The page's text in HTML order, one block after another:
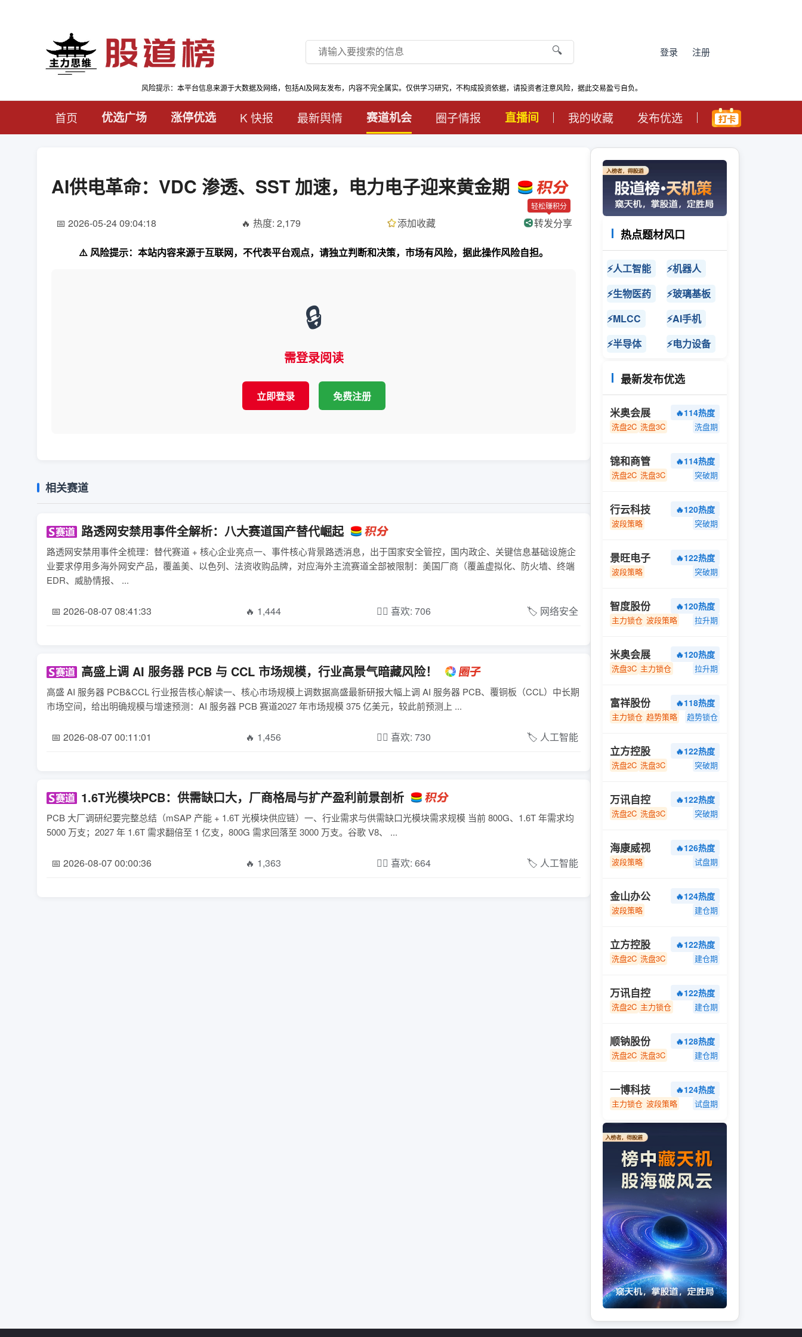
🔍 登录 注册
风险提示：本平台信息来源于大数据及网络，包括AI及网友发布，内容不完全属实。仅供学习研究，不构成投资依据，请投资者注意风险，据此交易盈亏自负。
首页 优选广场 涨停优选 K 快报 最新舆情 赛道机会 圈子情报 直播间 我的收藏 发布优选
AI供电革命：VDC 渗透、SST 加速，电力电子迎来黄金期
📅 2026-05-24 09:04:18 🔥 热度: 2,179 添加收藏
轻松赚积分
转发分享
⚠️ 风险提示：本站内容来源于互联网，不代表平台观点，请独立判断和决策，市场有风险，据此操作风险自担。
🔒
需登录阅读
立即登录 免费注册
相关赛道
路透网安禁用事件全解析：八大赛道国产替代崛起
路透网安禁用事件全梳理：替代赛道 + 核心企业亮点一、事件核心背景路透消息，出于国家安全管控，国内政企、关键信息基础设施企
业要求停用多海外网安产品，覆盖美、以色列、法资收购品牌，对应海外主流赛道全部被限制：美国厂商（覆盖虚拟化、防火墙、终端
EDR、威胁情报、 ...
📅 2026-08-07 08:41:33 🔥 1,444 ❤️‍🔥 喜欢: 706 🏷️ 网络安全
高盛上调 AI 服务器 PCB 与 CCL 市场规模，行业高景气暗藏风险！
高盛 AI 服务器 PCB&CCL 行业报告核心解读一、核心市场规模上调数据高盛最新研报大幅上调 AI 服务器 PCB、覆铜板（CCL）中长期
市场空间，给出明确规模与增速预测：AI 服务器 PCB 赛道2027 年市场规模 375 亿美元，较此前预测上 ...
📅 2026-08-07 00:11:01 🔥 1,456 ❤️‍🔥 喜欢: 730 🏷️ 人工智能
1.6T光模块PCB：供需缺口大，厂商格局与扩产盈利前景剖析
PCB 大厂调研纪要完整总结（mSAP 产能 + 1.6T 光模块供应链）一、行业需求与供需缺口光模块需求规模 当前 800G、1.6T 年需求均
5000 万支；2027 年 1.6T 需求翻倍至 1 亿支，800G 需求回落至 3000 万支。谷歌 V8、 ...
📅 2026-08-07 00:00:36 🔥 1,363 ❤️‍🔥 喜欢: 664 🏷️ 人工智能
热点题材风口
⚡人工智能
⚡机器人
⚡生物医药
⚡玻璃基板
⚡MLCC
⚡AI手机
⚡半导体
⚡电力设备
最新发布优选
米奥会展 🔥114热度
洗盘2C 洗盘3C 洗盘期
锦和商管 🔥114热度
洗盘2C 洗盘3C 突破期
行云科技 🔥120热度
波段策略 突破期
景旺电子 🔥122热度
波段策略 突破期
智度股份 🔥120热度
主力锁仓 波段策略 拉升期
米奥会展 🔥120热度
洗盘3C 主力锁仓 拉升期
富祥股份 🔥118热度
主力锁仓 趋势策略 趋势锁仓
立方控股 🔥122热度
洗盘2C 洗盘3C 突破期
万讯自控 🔥122热度
洗盘2C 洗盘3C 突破期
海康威视 🔥126热度
波段策略 试盘期
金山办公 🔥124热度
波段策略 建仓期
立方控股 🔥122热度
洗盘2C 洗盘3C 建仓期
万讯自控 🔥122热度
洗盘2C 主力锁仓 建仓期
顺钠股份 🔥128热度
洗盘2C 洗盘3C 建仓期
一博科技 🔥124热度
主力锁仓 波段策略 试盘期